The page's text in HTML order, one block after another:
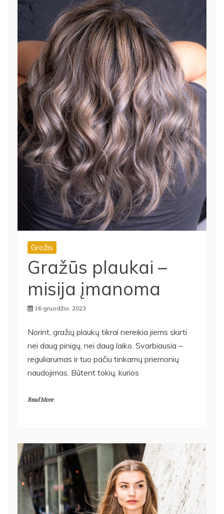
Grožis
Gražūs plaukai –
misija įmanoma
16 gruodžio, 2023
Norint, gražių plaukų tikrai nereikia jiems skirti
nei daug pinigų, nei daug laiko. Svarbiausia –
reguliarumas ir tuo pačiu tinkamų priemonių
naudojimas. Būtent tokių, kurios